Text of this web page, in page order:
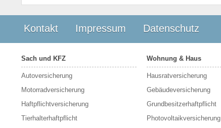
Kontakt Impressum Datenschutz
Sach und KFZ
Autoversicherung
Motorradversicherung
Haftpflichtversicherung
Tierhalterhaftpflicht
Wohnung & Haus
Hausratversicherung
Gebäudeversicherung
Grundbesitzerhaftpflicht
Photovoltaikversicherung